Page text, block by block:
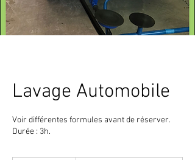
Lavage Automobile
Voir différentes formules avant de réserver.
Durée : 3h.
🤔 Comment pouvons-nous vous
aider aujourd'hui ?